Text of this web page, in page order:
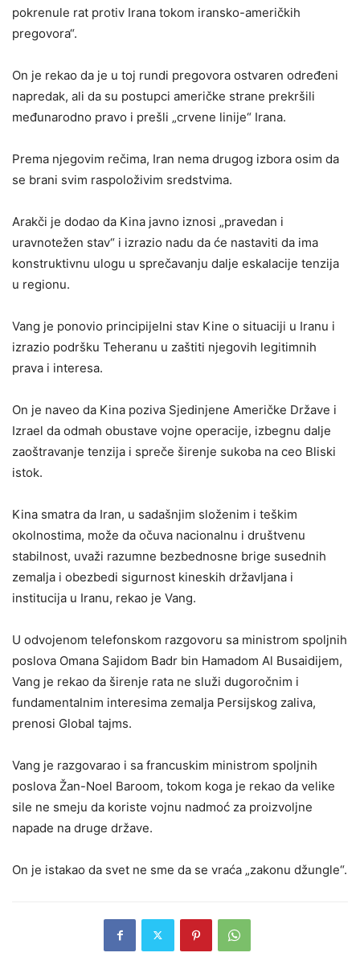
pokrenule rat protiv Irana tokom iransko-američkih
pregovora“.
On je rekao da je u toj rundi pregovora ostvaren određeni
napredak, ali da su postupci američke strane prekršili
međunarodno pravo i prešli „crvene linije“ Irana.
Prema njegovim rečima, Iran nema drugog izbora osim da
se brani svim raspoloživim sredstvima.
Arakči je dodao da Kina javno iznosi „pravedan i
uravnotežen stav“ i izrazio nadu da će nastaviti da ima
konstruktivnu ulogu u sprečavanju dalje eskalacije tenzija
u regionu.
Vang je ponovio principijelni stav Kine o situaciji u Iranu i
izrazio podršku Teheranu u zaštiti njegovih legitimnih
prava i interesa.
On je naveo da Kina poziva Sjedinjene Američke Države i
Izrael da odmah obustave vojne operacije, izbegnu dalje
zaoštravanje tenzija i spreče širenje sukoba na ceo Bliski
istok.
Kina smatra da Iran, u sadašnjim složenim i teškim
okolnostima, može da očuva nacionalnu i društvenu
stabilnost, uvaži razumne bezbednosne brige susednih
zemalja i obezbedi sigurnost kineskih državljana i
institucija u Iranu, rekao je Vang.
U odvojenom telefonskom razgovoru sa ministrom spoljnih
poslova Omana Sajidom Badr bin Hamadom Al Busaidijem,
Vang je rekao da širenje rata ne služi dugoročnim i
fundamentalnim interesima zemalja Persijskog zaliva,
prenosi Global tajms.
Vang je razgovarao i sa francuskim ministrom spoljnih
poslova Žan-Noel Baroom, tokom koga je rekao da velike
sile ne smeju da koriste vojnu nadmoć za proizvoljne
napade na druge države.
On je istakao da svet ne sme da se vraća „zakonu džungle“.